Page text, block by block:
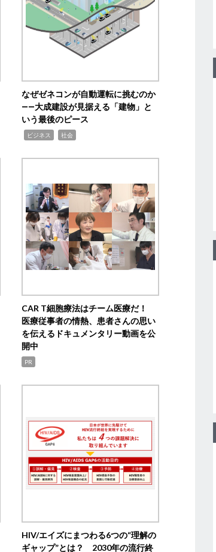
なぜゼネコンが自動運転に挑むのか
――大成建設が見据える「建物」と
いう最後のピース
ビジネス 社会
CAR T細胞療法はチーム医療だ！
医療従事者の情熱、患者さんの思い
を伝えるドキュメンタリー動画を公
開中
PR
HIV/エイズにまつわる6つの“理解の
ギャップ”とは？ 2030年の流行終